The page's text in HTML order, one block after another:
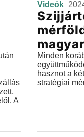
A
Videók
Minden
hasznot a
stratégiai